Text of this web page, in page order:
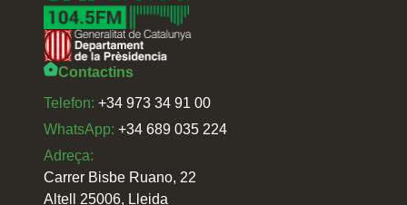
Contactins
Telefon: +34 973 34 91 00
WhatsApp: +34 689 035 224
Adreça:
Carrer Bisbe Ruano, 22
Altell 25006, Lleida